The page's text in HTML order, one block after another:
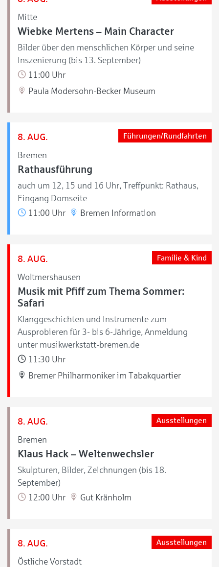
Mitte
Wiebke Mertens – Main Character
Bilder über den menschlichen Körper und seine
Inszenierung (bis 13. September)
11:00 Uhr
Paula Modersohn-Becker Museum
8. AUG.
Bremen
Führungen/Rundfahrten
Rathausführung
auch um 12, 15 und 16 Uhr, Treffpunkt: Rathaus,
Eingang Domseite
11:00 Uhr
Bremen Information
8. AUG.
Woltmershausen
Familie & Kind
Musik mit Pfiff zum Thema Sommer:
Safari
Klanggeschichten und Instrumente zum
Ausprobieren für 3- bis 6-Jährige, Anmeldung
unter musikwerkstatt-bremen.de
11:30 Uhr
Bremer Philharmoniker im Tabakquartier
8. AUG.
Bremen
Ausstellungen
Klaus Hack – Weltenwechsler
Skulpturen, Bilder, Zeichnungen (bis 18.
September)
12:00 Uhr
Gut Kränholm
8. AUG.
Östliche Vorstadt
Ausstellungen